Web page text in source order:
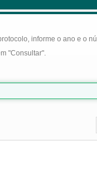
informe o ano e o
"Consultar".